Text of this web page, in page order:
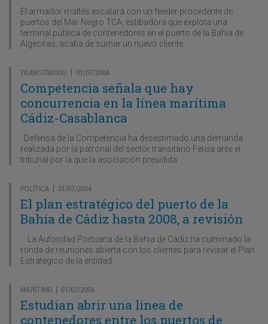
El armador maltés escalará con un feeder procedente de
puertos del Mar Negro TCA, estibadora que explota una
terminal pública de contenedores en el puerto de la Bahía de
Algeciras, acaba de sumar un nuevo cliente.
TRANSITARIOS | 01/07/2004
Competencia señala que hay
concurrencia en la línea marítima
Cádiz-Casablanca
Defensa de la Competencia ha desestimado una demanda
realizada por la patronal del sector transitario Feteia ante el
tribunal por la que la asociación presidida
POLÍTICA | 01/07/2004
El plan estratégico del puerto de la
Bahía de Cádiz hasta 2008, a revisión
La Autoridad Portuaria de la Bahía de Cádiz ha culminado la
ronda de reuniones abierta con los clientes para revisar el Plan
Estratégico de la entidad
MARÍTIMO | 01/07/2004
Estudian abrir una línea de
contenedores entre los puertos de